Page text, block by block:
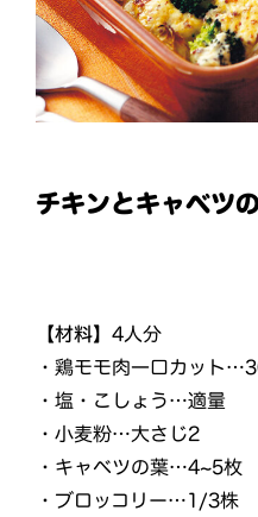
チキンとキャベツ
【材料】4人分
・鶏モモ肉一口カット
・塩・こしょう…適量
・小麦粉…大さじ2
・キャベツの葉…4~5枚
・ブロッコリー…1/3株